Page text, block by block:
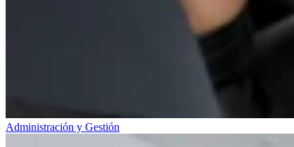
Administración y Gestión